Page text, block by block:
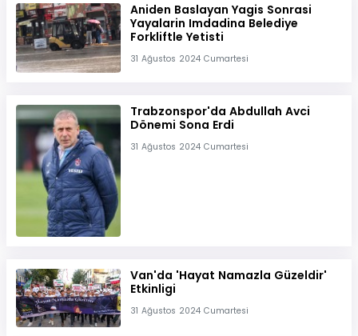
Aniden Baslayan Yagis Sonrasi
Yayalarin Imdadina Belediye
Forkliftle Yetisti
31 Ağustos 2024 Cumartesi
Trabzonspor'da Abdullah Avci
Dönemi Sona Erdi
31 Ağustos 2024 Cumartesi
Van'da 'Hayat Namazla Güzeldir'
Etkinligi
31 Ağustos 2024 Cumartesi